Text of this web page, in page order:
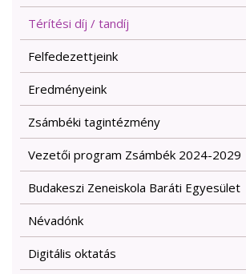
Térítési díj / tandíj
Felfedezettjeink
Eredményeink
Zsámbéki tagintézmény
Vezetői program Zsámbék 2024-2029
Budakeszi Zeneiskola Baráti Egyesület
Névadónk
Digitális oktatás